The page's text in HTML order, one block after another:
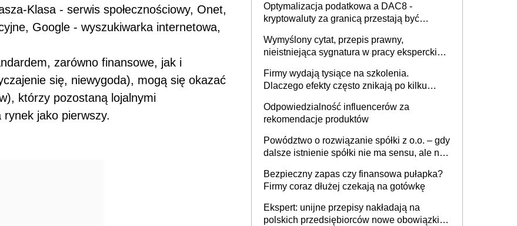
Klasa - serwis społecznościowy, Onet,
Google - wyszukiwarka internetowa,
zarówno finansowe, jak i
się, niewygoda), mogą się okazać
którzy pozostaną lojalnymi
jako pierwszy.
Optymalizacja podatkowa a DAC8 -
kryptowaluty za granicą przestają być
Wymyślony cytat, przepis prawny,
nieistniejąca sygnatura w pracy eksperckiej -
firmie
Firmy wydają tysiące na szkolenia.
Dlaczego efekty często znikają po kilku
Odpowiedzialność influencerów za
rekomendacje produktów
Powództwo o rozwiązanie spółki z o.o. – gdy
dalsze istnienie spółki nie ma sensu, ale nie
Bezpieczny zapas czy finansowa pułapka?
Firmy coraz dłużej czekają na gotówkę
Ekspert: unijne przepisy nakładają na
polskich przedsiębiorców nowe obowiązki w